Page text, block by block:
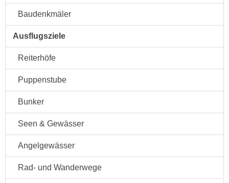
Baudenkmäler
Ausflugsziele
Reiterhöfe
Puppenstube
Bunker
Seen & Gewässer
Angelgewässer
Rad- und Wanderwege